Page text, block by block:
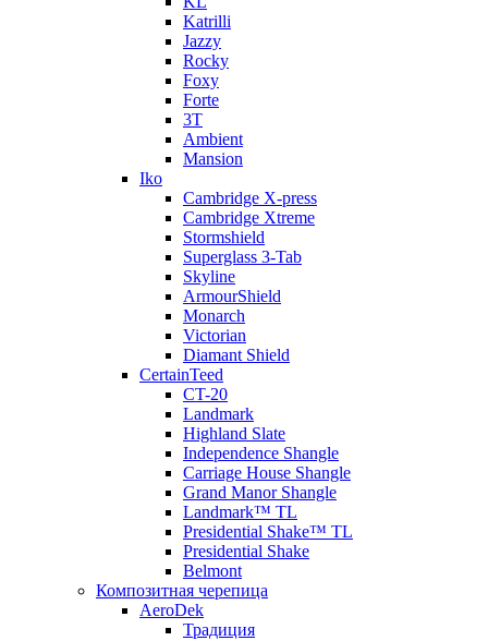
Katrilli
Jazzy
Rocky
Foxy
Forte
3T
Ambient
Mansion
Iko
Cambridge X-press
Cambridge Xtreme
Stormshield
Superglass 3-Tab
Skyline
ArmourShield
Monarch
Victorian
Diamant Shield
CertainTeed
CT-20
Landmark
Highland Slate
Independence Shangle
Carriage House Shangle
Grand Manor Shangle
Landmark™ TL
Presidential Shake™ TL
Presidential Shake
Belmont
Композитная черепица
AeroDek
Традиция